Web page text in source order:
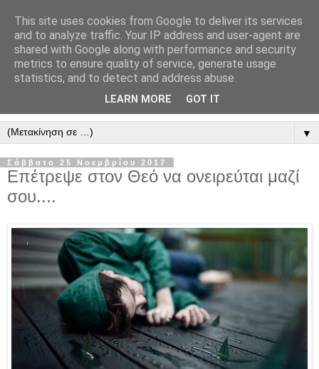
" Εξομολογεῖσθε τῶ Κυρίῳ
"
ὃτι ἀγαθός, ὃτι εἰς τόν αἰῶνα τό ἔλεος αὐτοῦ. Αλληλούϊα.
▼
Σάββατο 25 Νοεμβρίου 2017
Επέτρεψε στον Θεό να ονειρεύται μαζί
σου....
This site uses cookies from Google to deliver its services
and to analyze traffic. Your IP address and user-agent are
shared with Google along with performance and security
metrics to ensure quality of service, generate usage
statistics, and to detect and address abuse.
LEARN MORE GOT IT